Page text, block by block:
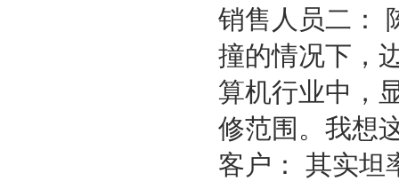
销售人员二：
撞的情况下，
算机行业中，
修范围。我想
客户： 其实坦